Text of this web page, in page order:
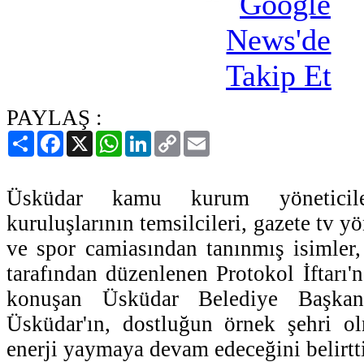
PAYLAŞ :
PaylaşFacebook
X WhatsAppLinkedIn
Copy
Link
Üsküdar kamu kurum
kuruluşlarının temsilcileri, gazete tv
ve spor camiasından tanınmış
tarafından düzenlenen Protokol
konuşan Üsküdar Belediye
Üsküdar'ın, dostluğun örnek şehri
enerji yaymaya devam edeceğini